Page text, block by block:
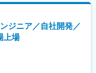
アとしての未来がある：
引社数を誇る当社。
当社だからこそ挑戦できる
ジニア／自社開発／
上場